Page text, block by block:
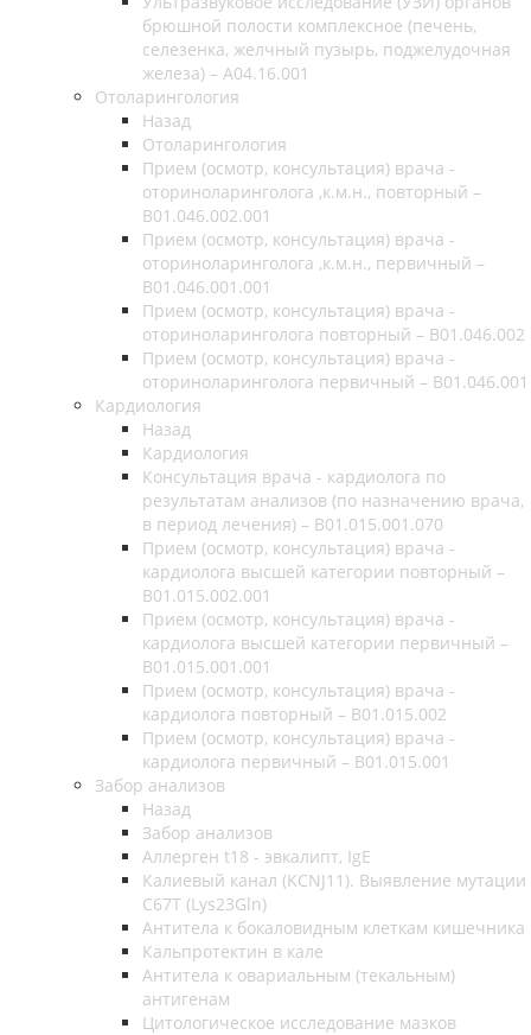
брюшной полости комплексное (печень,
селезенка, желчный пузырь, поджелудочная
железа) – A04.16.001
Отоларингология
Назад
Отоларингология
Прием (осмотр, консультация) врача -
оториноларинголога ,к.м.н., повторный –
B01.046.002.001
Прием (осмотр, консультация) врача -
оториноларинголога ,к.м.н., первичный –
B01.046.001.001
Прием (осмотр, консультация) врача -
оториноларинголога повторный – B01.046.002
Прием (осмотр, консультация) врача -
оториноларинголога первичный – B01.046.001
Кардиология
Назад
Кардиология
Консультация врача - кардиолога по
результатам анализов (по назначению врача,
в период лечения) – B01.015.001.070
Прием (осмотр, консультация) врача -
кардиолога высшей категории повторный –
B01.015.002.001
Прием (осмотр, консультация) врача -
кардиолога высшей категории первичный –
B01.015.001.001
Прием (осмотр, консультация) врача -
кардиолога повторный – B01.015.002
Прием (осмотр, консультация) врача -
кардиолога первичный – B01.015.001
Забор анализов
Назад
Забор анализов
Аллерген t18 - эвкалипт, IgE
Калиевый канал (KCNJ11). Выявление мутации
C67T (Lys23Gln)
Антитела к бокаловидным клеткам кишечника
Кальпротектин в кале
Антитела к овариальным (текальным)
антигенам
Цитологическое исследование мазков